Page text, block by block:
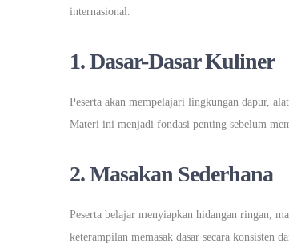
internasional.
1. Dasar-Dasar Kuliner
Peserta akan mempelajari lingkungan dapur,
Materi ini menjadi fondasi penting sebelum
2. Masakan Sederhana
Peserta belajar menyiapkan hidangan ringan,
keterampilan memasak dasar secara konsisten